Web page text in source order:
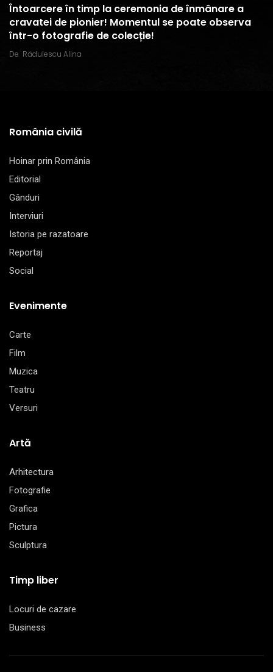
Întoarcere în timp la ceremonia de înmânare a
cravatei de pionier! Momentul se poate observa
într-o fotografie de colecție!
De Rădulescu Alina
România civilă
Hoinar prin România
Editorial
Gânduri
Interviuri
Istoria pe razatoare
Reportaj
Social
Evenimente
Carte
Film
Muzica
Teatru
Versuri
Artă
Arhitectura
Fotografie
Grafica
Pictura
Sculptura
Timp liber
Locuri de cazare
Business